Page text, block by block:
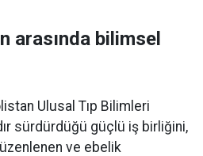
arasında bilimsel
Ulusal Tıp Bilimleri
sürdürdüğü güçlü iş birliğini,
ve ebelik